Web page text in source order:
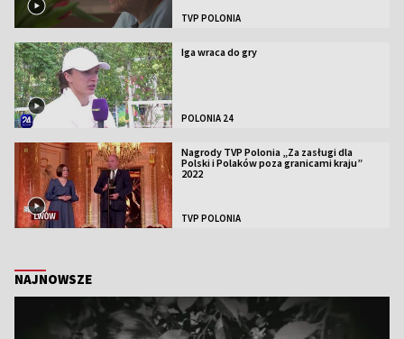
TVP POLONIA
Iga wraca do gry
POLONIA 24
Nagrody TVP Polonia „Za zasługi dla
Polski i Polaków poza granicami kraju”
2022
TVP POLONIA
NAJNOWSZE